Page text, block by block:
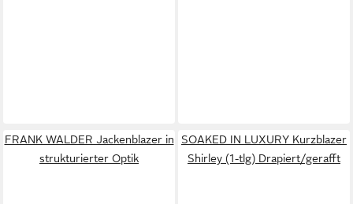
FRANK WALDER Jackenblazer in
strukturierter Optik
SOAKED IN LUXURY Kurzblazer
Shirley (1-tlg) Drapiert/gerafft